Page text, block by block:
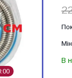
00
В